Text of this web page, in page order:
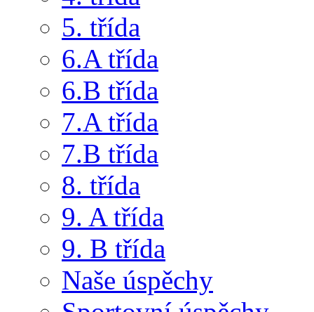
5. třída
6.A třída
6.B třída
7.A třída
7.B třída
8. třída
9. A třída
9. B třída
Naše úspěchy